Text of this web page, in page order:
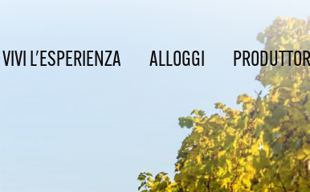
VIVI L'ESPERIENZA ALLOGGI